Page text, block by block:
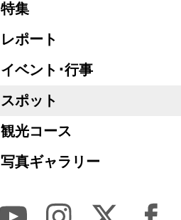
特集
レポート
イベント･行事
スポット
観光コース
写真ギャラリー